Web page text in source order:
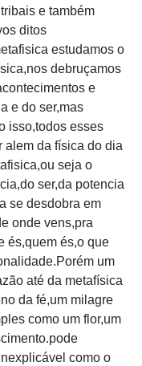
e também
ditos
estudamos o
debruçamos
e
e do ser,mas
isso,todos esses
alem da física do dia
seja o
ser,da potencia
se desdobra em
onde vens,pra
és,quem és,o que
um
até da metafísica
da fé,um milagre
como um flor,um
como o